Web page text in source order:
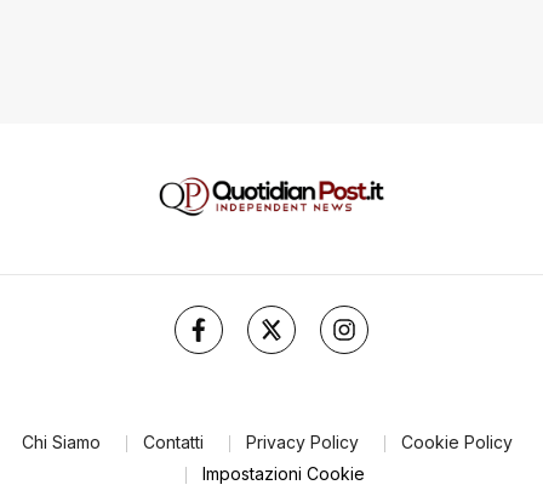
Chi Siamo Contatti Privacy Policy
Cookie Policy
Impostazioni Cookie